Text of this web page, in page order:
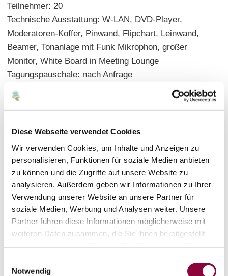
Diese Webseite verwendet Cookies
Wir verwenden Cookies, um Inhalte und Anzeigen zu
personalisieren, Funktionen für soziale Medien anbieten
zu können und die Zugriffe auf unsere Website zu
analysieren. Außerdem geben wir Informationen zu Ihrer
Verwendung unserer Website an unsere Partner für
soziale Medien, Werbung und Analysen weiter. Unsere
Partner führen diese Informationen möglicherweise mit
weiteren Daten zusammen, die Sie ihnen bereitgestellt
Notwendig
Teilnehmer: 20
Technische Ausstattung: W-LAN, DVD-Player,
Moderatoren-Koffer, Pinwand, Flipchart, Leinwand,
Beamer, Tonanlage mit Funk Mikrophon, großer
Monitor, White Board in Meeting Lounge
Tagungspauschale: nach Anfrage
Sonstige Optionen: Getränke, Gänge-Menü, Snacks,
Gebäck, Obst, Übernachtungsmöglichkeit
Parkplätze: 18
ÖPNV: Bahnhof, Bus, Taxi
Entfernung zum Bahnhof: 500 m
Entfernung zum Flughafen Ffm: 31 km